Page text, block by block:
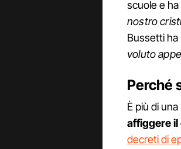
scuole e ha
nostro
Bussetti ha
voluto
Perché
È più di
affiggere il
decreti di